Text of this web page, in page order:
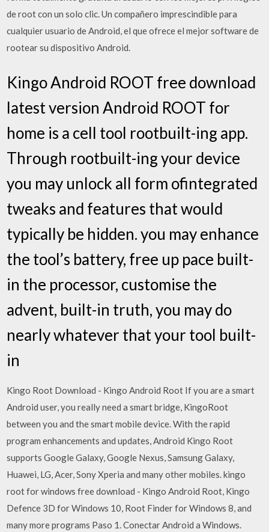
de root con un solo clic. Un compañero imprescindible para
cualquier usuario de Android, el que ofrece el mejor software de
rootear su dispositivo Android.
Kingo Android ROOT free download
latest version Android ROOT for
home is a cell tool rootbuilt-ing app.
Through rootbuilt-ing your device
you may unlock all form ofintegrated
tweaks and features that would
typically be hidden. you may enhance
the tool’s battery, free up pace built-
in the processor, customise the
advent, built-in truth, you may do
nearly whatever that your tool built-
in
Kingo Root Download - Kingo Android Root If you are a smart
Android user, you really need a smart bridge, KingoRoot
between you and the smart mobile device. With the rapid
program enhancements and updates, Android Kingo Root
supports Google Galaxy, Google Nexus, Samsung Galaxy,
Huawei, LG, Acer, Sony Xperia and many other mobiles. kingo
root for windows free download - Kingo Android Root, Kingo
Defence 3D for Windows 10, Root Finder for Windows 8, and
many more programs Paso 1. Conectar Android a Windows.